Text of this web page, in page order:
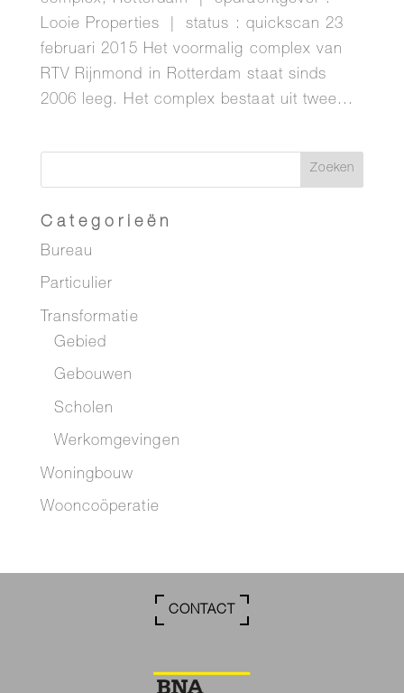
Looie Properties | status : quickscan 23
februari 2015 Het voormalig complex van
RTV Rijnmond in Rotterdam staat sinds
2006 leeg. Het complex bestaat uit twee...
Categorieën
Bureau
Particulier
Transformatie
Gebied
Gebouwen
Scholen
Werkomgevingen
Woningbouw
Wooncoöperatie
CONTACT